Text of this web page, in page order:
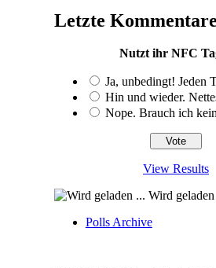
Letzte Kommentare
Nutzt ihr NFC
Ja, unbedingt! Jeden
Hin und wieder.
Nope. Brauch ich
View Results
Wird
Polls Archive